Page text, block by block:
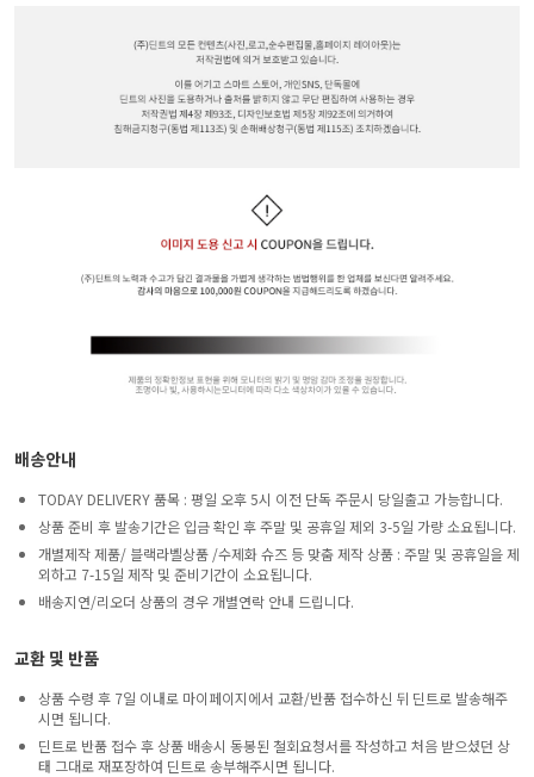
배송안내
TODAY DELIVERY 품목 : 평일 오후 5시 이전 단독 주문시 당일출고 가능합니다.
상품 준비 후 발송기간은 입금 확인 후 주말 및 공휴일 제외 3-5일 가량 소요됩니다.
개별제작 제품/ 블랙라벨상품 /수제화 슈즈 등 맞춤 제작 상품 : 주말 및 공휴일을 제
외하고 7-15일 제작 및 준비기간이 소요됩니다.
배송지연/리오더 상품의 경우 개별연락 안내 드립니다.
교환 및 반품
상품 수령 후 7일 이내로 마이페이지에서 교환/반품 접수하신 뒤 딘트로 발송해주
시면 됩니다.
딘트로 반품 접수 후 상품 배송시 동봉된 철회요청서를 작성하고 처음 받으셨던 상
태 그대로 재포장하여 딘트로 송부해주시면 됩니다.